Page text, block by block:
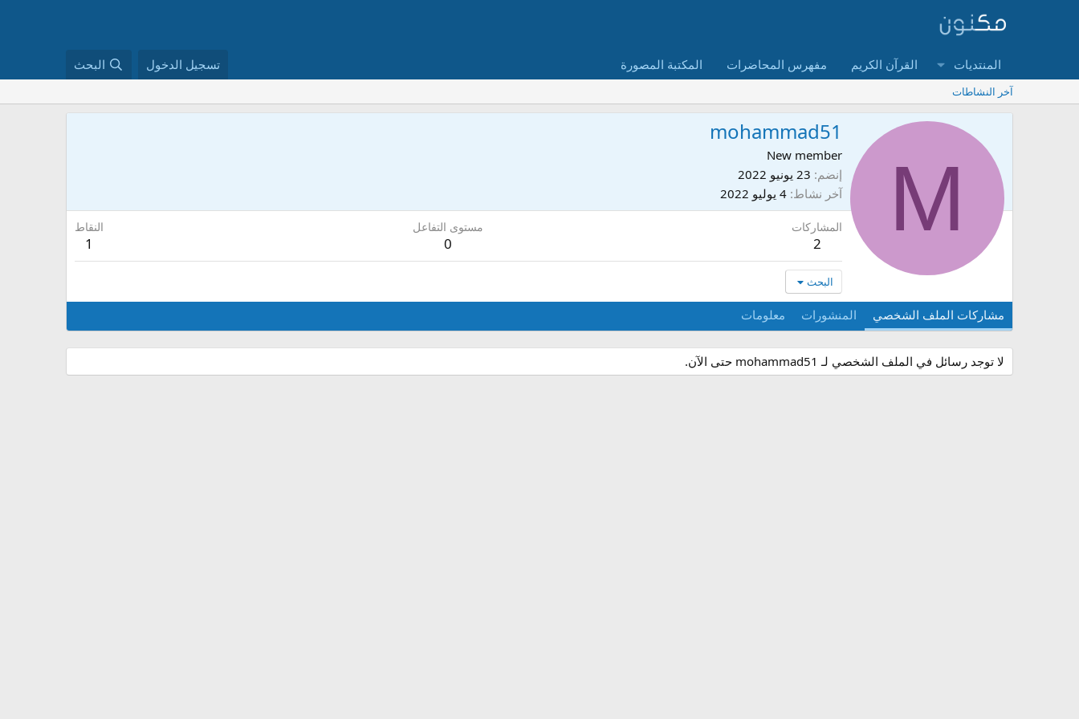
المنتديات القرآن الكريم مفهرس المحاضرات المكتبة المصورة تسجيل الدخول البحث
آخر النشاطات
M
mohammad51
New member
إنضم 23 يونيو 2022
آخر نشاط 4 يوليو 2022
المشاركات
2
مستوى التفاعل
0
النقاط
1
البحث
مشاركات الملف الشخصي المنشورات معلومات
لا توجد رسائل في الملف الشخصي لـ mohammad51 حتى الآن.